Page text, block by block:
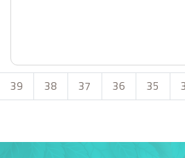
35
36
37
38
39